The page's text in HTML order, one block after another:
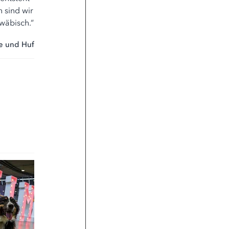
sind wir
und Huf
und
uns
das